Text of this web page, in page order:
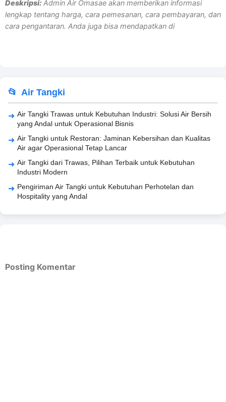
Deskripsi: Admin Air Omasae akan memberikan informasi
lengkap tentang harga, cara pemesanan, cara pembayaran, dan
cara pengantaran. Anda juga bisa mendapatkan di
Air Tangki
Air Tangki Trawas untuk Kebutuhan Industri: Solusi Air Bersih
yang Andal untuk Operasional Bisnis
Air Tangki untuk Restoran: Jaminan Kebersihan dan Kualitas
Air agar Operasional Tetap Lancar
Air Tangki dari Trawas, Pilihan Terbaik untuk Kebutuhan
Industri Modern
Pengiriman Air Tangki untuk Kebutuhan Perhotelan dan
Hospitality yang Andal
Posting Komentar